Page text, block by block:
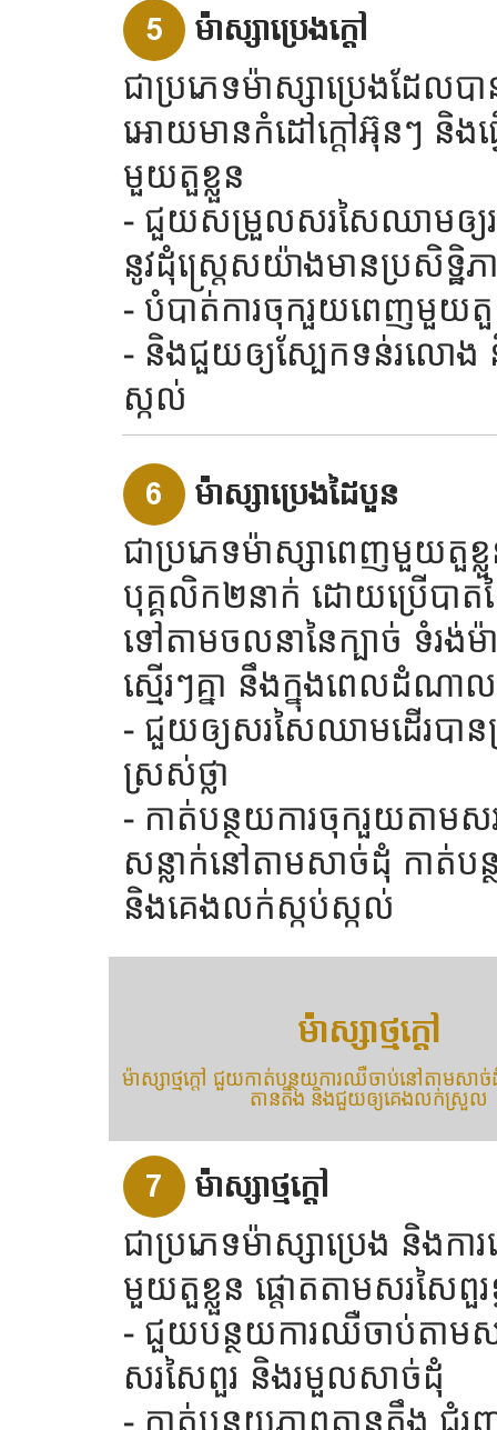
5 ម៉ាស្សាប្រេងក្តៅ
ជាប្រភេទម៉ាស្សាប្រេងដែល
អោយមានកំដៅក្តៅអ៊ុនៗ និងធ្
មួយតួខ្លួន
- ជួយសម្រួលសរសៃឈាមឲ្យ
នូវដុំស្ត្រេសយ៉ាងមានប្រសិទ្ឋិ
- បំបាត់ការចុករួយពេញមួយតួ
- និងជួយឲ្យស្បែកទន់រលោង
ស្កល់
6 ម៉ាស្សាប្រេងដៃបួន
ជាប្រភេទម៉ាស្សាពេញមួយតួខ្
បុគ្គលិក២នាក់ ដោយប្រើបា
ទៅតាមចលនានៃក្បាច់ ទំរង់ម៉
ស្មើរៗគ្នា នឹងក្នុងពេលដំណាល
- ជួយឲ្យសរសៃឈាមដើរបា
ស្រស់ថ្លា
- កាត់បន្ថយការចុករួយតាម
សន្លាក់នៅតាមសាច់ដុំ កាត់
និងគេងលក់ស្កប់ស្កល់
ម៉ាស្សាថ្មក្តៅ
ម៉ាស្សាថ្មក្តៅ ជួយកាត់បន្ថយការឈឺចាប់នៅតាមសា
តានតឹង និងជួយឲ្យគេងលក់ស្រួល
7 ម៉ាស្សាថ្មក្តៅ
ជាប្រភេទម៉ាស្សាប្រេង និងការ
មួយតួខ្លួន ផ្តោតតាមសរសៃពួ
- ជួយបន្ថយការឈឺចាប់តាម
សរសៃពួរ និងរមួលសាច់ដុំ